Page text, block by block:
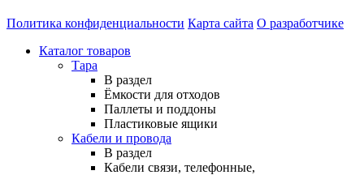
Политика конфиденциальности Карта сайта О разработчике
Каталог товаров
Тара
В раздел
Ёмкости для отходов
Паллеты и поддоны
Пластиковые ящики
Кабели и провода
В раздел
Кабели связи, телефонные,